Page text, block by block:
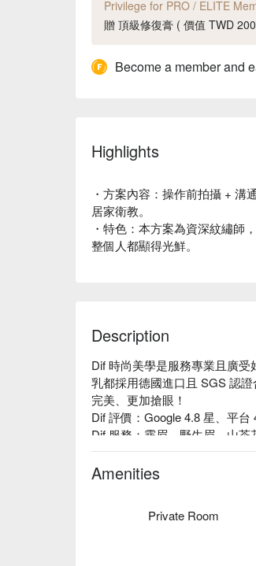
Privilege for PRO / ELITE
贈 頂級修復膏 ( 價值 TWD
Become a member and
Highlights
・方案內容：操作前拍攝 + 溝
居家衛教。
・特色：本方案為資深紋繡師
整個人都顯得光鮮。
Description
Dif 時尚美學是服務專業且廣
乳都採用德國進口且 SGS 認
完美、更加搶眼！
Dif 評價：Google 4.8 星、平台
Dif 服務：霧眉、野生眉、山茶
Dif 推薦：Dif 擁有專業以及具
型及眼型來設計霧眉和野生眉
Amenities
Private Room